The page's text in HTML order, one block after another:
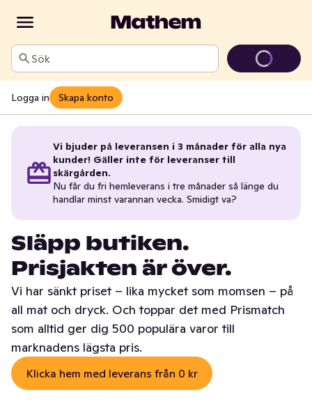
Sök
Logga in Skapa konto
Vi bjuder på leveransen i 3 månader för alla nya
kunder! Gäller inte för leveranser till
skärgården.
Nu får du fri hemleverans i tre månader så länge du
handlar minst varannan vecka. Smidigt va?
Släpp butiken.
Prisjakten är över.
Vi har sänkt priset – lika mycket som momsen – på
all mat och dryck. Och toppar det med Prismatch
som alltid ger dig 500 populära varor till
marknadens lägsta pris.
Klicka hem med leverans från 0 kr